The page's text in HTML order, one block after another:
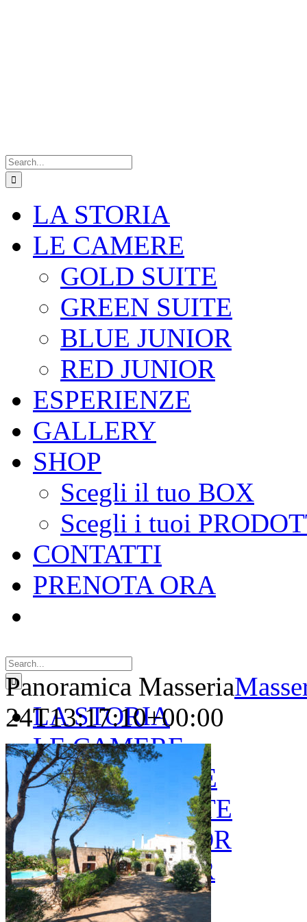
for:
LA STORIA
LE CAMERE
GOLD SUITE
GREEN SUITE
BLUE JUNIOR
RED JUNIOR
ESPERIENZE
GALLERY
SHOP
Scegli il tuo BOX
Scegli i tuoi
CONTATTI
PRENOTA ORA
for:
LA STORIA
LE CAMERE
GOLD SUITE
GREEN SUITE
BLUE JUNIOR
RED JUNIOR
ESPERIENZE
Panoramica Masseria
24T13:17:10+00:00